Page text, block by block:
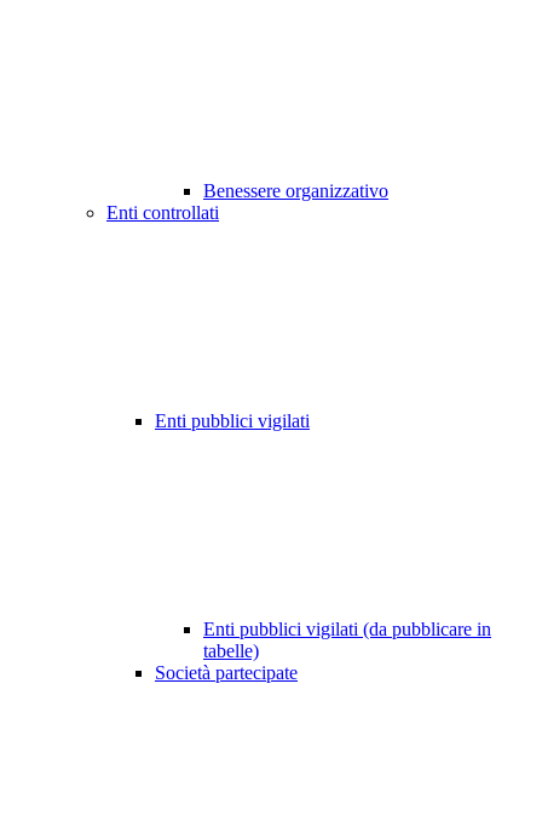
Benessere organizzativo
Enti controllati
Enti pubblici vigilati
Enti pubblici vigilati (da pubblicare in
tabelle)
Società partecipate